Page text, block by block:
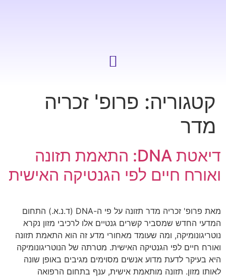
קטגוריה: פרופ' זכריה
מדר
דיאטת DNA: התאמת תזונה
ואורח חיים לפי הגנטיקה האישית
מאת פרופ' זכריה מדר תזונה על פי ה-DNA (ד.נ.א.) התחום
המדעי החדש שמסביר קשרים גנטיים אלו לרכיבי מזון נקרא
נוטריגונומיקה, ומה שעומד מאחורי מדע זה הוא התאמת תזונה
ואורח חיים לפי הגנטיקה האישית. מטרתה של הנוטריגונומיקה
היא בעיקר לדעת מדוע אנשים מסוימים מגיבים באופן שונה
לאותו מזון. תזונה מותאמת אישית, ענף בתחום הרפואה